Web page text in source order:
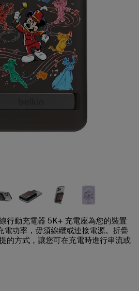
行動充電器 5K+ 充電座為您的裝置
電功率，毋須線纜或連接電源。折疊
的方式，讓您可在充電時進行串流或